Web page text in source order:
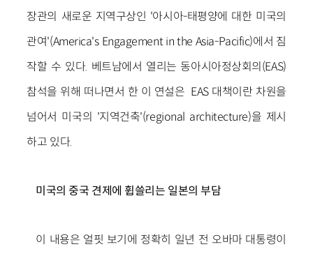
장관의 새로운 지역구상인 '아시아-태평양에 대한 미국의
관여'(America's Engagement in the Asia-Pacific)에서 짐
작할 수 있다. 베트남에서 열리는 동아시아정상회의(EAS)
참석을 위해 떠나면서 한 이 연설은 EAS 대책이란 차원을
넘어서 미국의 '지역건축'(regional architecture)을 제시
하고 있다.
미국의 중국 견제에 휩쓸리는 일본의 부담
이 내용은 얼핏 보기에 정확히 일년 전 오바마 대통령이